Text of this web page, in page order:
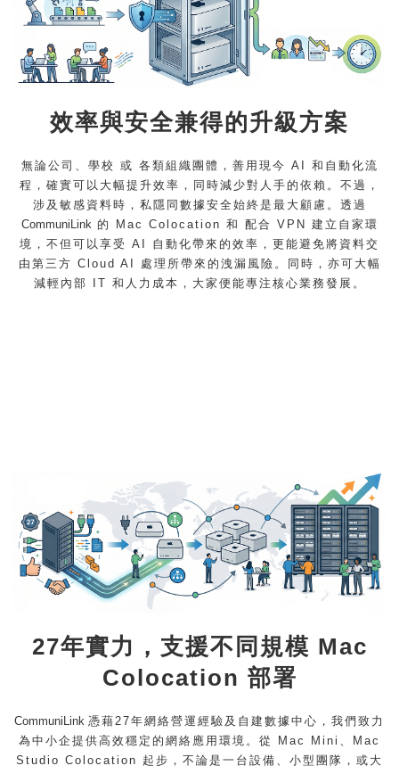
效率與安全兼得的升級方案
無論公司、學校 或 各類組織團體，善用現今 AI 和自動化流
程，確實可以大幅提升效率，同時減少對人手的依賴。不過，
涉及敏感資料時，私隱同數據安全始終是最大顧慮。透過
CommuniLink的 Mac Colocation 和 配合 VPN 建立自家環
境，不但可以享受 AI 自動化帶來的效率，更能避免將資料交
由第三方 Cloud AI 處理所帶來的洩漏風險。同時，亦可大幅
減輕內部 IT 和人力成本，大家便能專注核心業務發展。
27年實力，支援不同規模 Mac
Colocation 部署
CommuniLink 憑藉27年網絡營運經驗及自建數據中心，我們致力
為中小企提供高效穩定的網絡應用環境。從 Mac Mini、Mac
Studio Colocation 起步，不論是一台設備、小型團隊，或大